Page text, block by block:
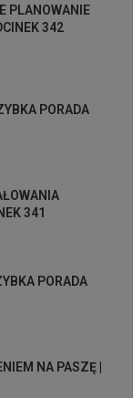
PLANOWANIE
342
PORADA
341
PORADA
NA PASZĘ |